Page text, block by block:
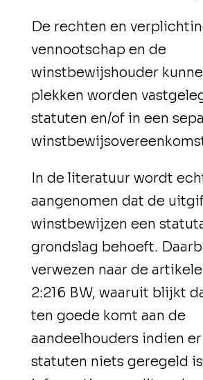
De rechten en
vennootschap en de
winstbewijshouder
plekken worden
statuten en/of in een
In de literatuur wordt
aangenomen dat de
winstbewijzen een
grondslag behoeft.
verwezen naar de
2:216 BW, waaruit blijkt
ten goede komt aan de
aandeelhouders indien
statuten niets geregeld